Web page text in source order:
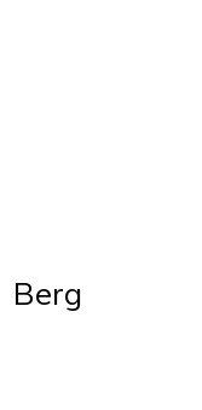
Berg